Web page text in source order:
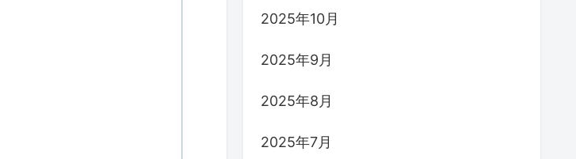
2025年10月
2025年9月
2025年8月
2025年7月